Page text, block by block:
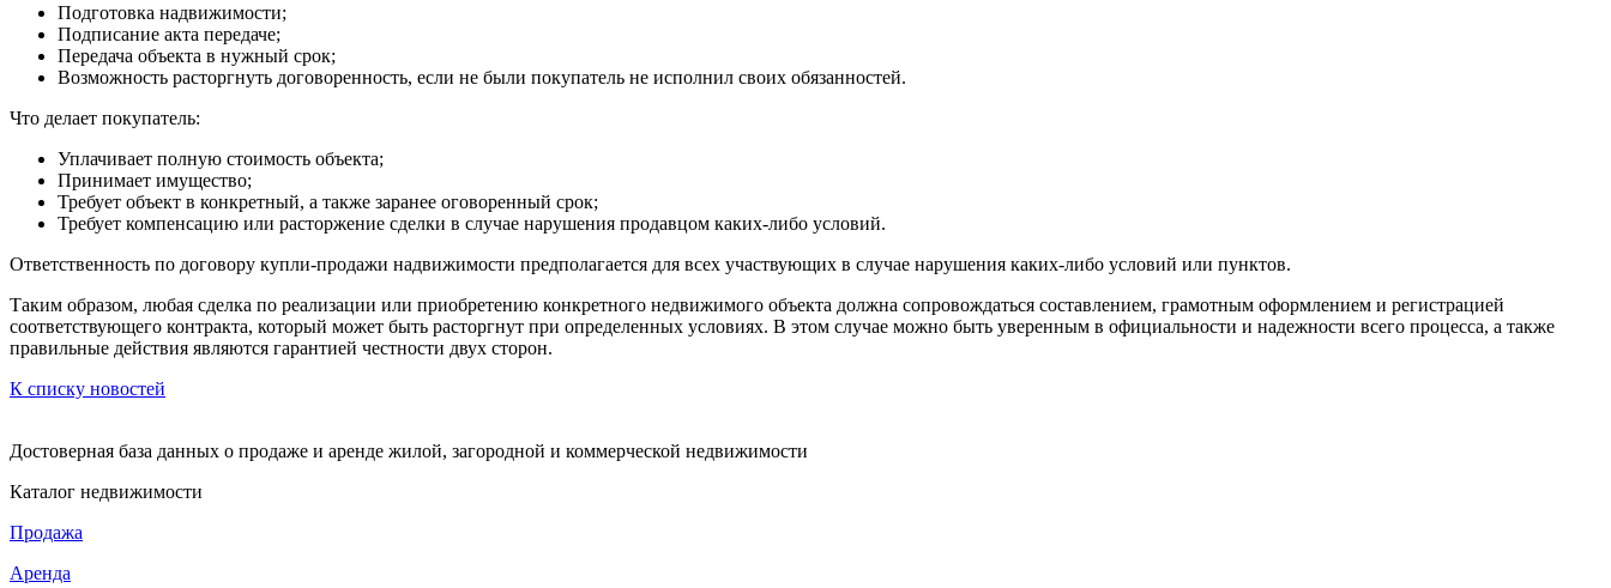
Подготовка надвижимости;
Подписание акта передаче;
Передача объекта в нужный срок;
Возможность расторгнуть договоренность, если не были покупатель не исполнил своих обязанностей.
Что делает покупатель:
Уплачивает полную стоимость объекта;
Принимает имущество;
Требует объект в конкретный, а также заранее оговоренный срок;
Требует компенсацию или расторжение сделки в случае нарушения продавцом каких-либо условий.
Ответственность по договору купли-продажи надвижимости предполагается для всех участвующих в случае нарушения каких-либо условий или пунктов.
Таким образом, любая сделка по реализации или приобретению конкретного недвижимого объекта должна сопровождаться составлением, грамотным оформлением и регистрацией
соответствующего контракта, который может быть расторгнут при определенных условиях. В этом случае можно быть уверенным в официальности и надежности всего процесса, а также
правильные действия являются гарантией честности двух сторон.
К списку новостей
Достоверная база данных о продаже и аренде жилой, загородной и коммерческой недвижимости
Каталог недвижимости
Продажа
Аренда